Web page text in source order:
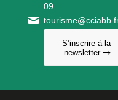
09
S’inscrire à la
newsletter